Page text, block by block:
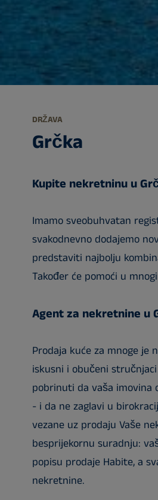
DRŽAVA
Grčka
Kupite nekretninu u
Imamo sveobuhvatan
svakodnevno dodajemo
predstaviti najbolju
Također će pomoći u
Agent za nekretnine u
Prodaja kuće za mnoge je
iskusni i obučeni
pobrinuti da vaša imovina
- i da ne zaglavi u
vezane uz prodaju Vaše
besprijekornu suradnju:
popisu prodaje Habite, a
nekretnine.